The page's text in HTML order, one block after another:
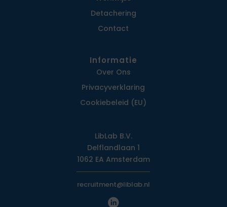
Detachering
Contact
Informatie
Over Ons
Privacy­verklaring
Cookiebeleid (EU)
LibLab B.V.
Delflandlaan 1
1062 EA Amsterdam
recruitment@liblab.nl